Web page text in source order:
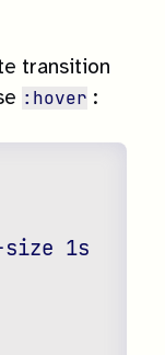
transition
:hover :